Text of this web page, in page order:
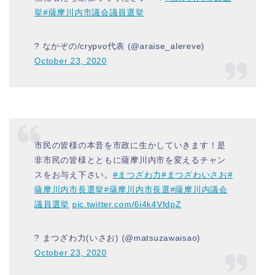
挙#薩摩川内市議会議員選挙
? なかぞの/crypvo代表 (@araise_alereve)
October 23, 2020
市民の皆様の本音を市政に生かしていきます！是
非市民の皆様とともに薩摩川内市を変えるチャン
スをお与え下さい。 #まつざわ力#まつざわいさお#
薩摩川内市長選挙#薩摩川内市長選#薩摩川内議会
議員選挙 pic.twitter.com/6i4k4VfdpZ
? まつざわ力(いさお) (@matsuzawaisao)
October 23, 2020